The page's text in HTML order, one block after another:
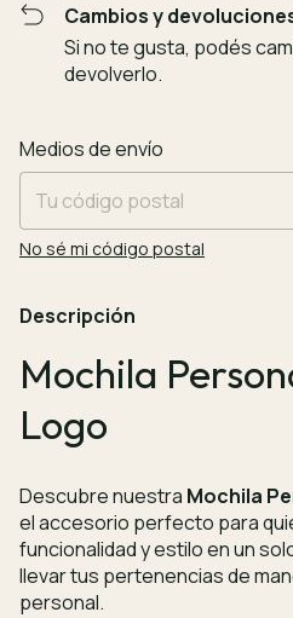
Cambios y
Si no te gusta, podés
devolverlo.
Entregas para el CP:
Medios de envío
No sé mi código postal
Descripción
Mochila
Logo
Descubre nuestra Mochila
el accesorio perfecto para
funcionalidad y estilo en un
llevar tus pertenencias de
personal.